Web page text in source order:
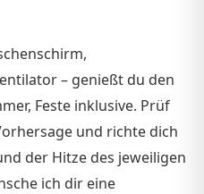
– genießt du den
Feste inklusive. Prüf
und richte dich
der Hitze des jeweiligen
ich dir eine